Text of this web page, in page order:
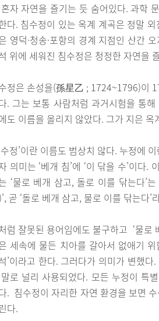
자 자연을 즐기는 듯 숨어있다. 과학
다. 침수정이 있는 옥계 계곡은 정말
영덕·청송·포항의 경계 지점인 산간
위에 세워진 침수정은 청정한 자연을
정은 손성을(孫星乙 ; 1724~1796)이
. 그는 보통 사람처럼 과거시험을 통
도 이름을 올리지 않았다. 그가 지은
수정’이란 이름도 범상치 않다. 누정에
의미는 ‘베개 침’에 ‘이 닦을 수’이다
‘물로 베개 삼고, 돌로 이를 닦는다’
곧 ‘돌로 베개 삼고, 물로 이를 닦는다’
럼 잘못된 용어임에도 불구하고 ‘물로
세속에 물든 치아를 갈아서 없애기
’이라고 한다. 그러다가 의미가 변했
로 널리 사용되었다. 모든 누정이 특
. 침수정이 자리한 자연 환경을 보면
다.